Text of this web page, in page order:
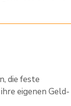
die feste
eigenen Geld-